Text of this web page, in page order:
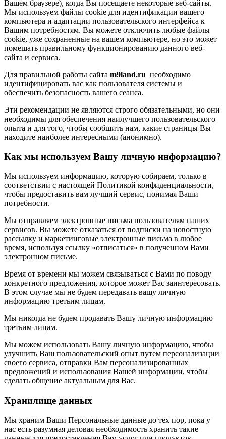
Вашем браузере), когда Вы посещаете некоторые веб-сайты.
Мы используем файлы cookie для идентификации вашего
компьютера и адаптации пользовательского интерфейса к
Вашим потребностям. Вы можете отключить любые файлы
cookie, уже сохраненные на вашем компьютере, но это может
помешать правильному функционированию данного веб-
сайта и сервиса.
Для правильной работы сайта m9land.ru необходимо
идентифицировать вас как пользователя системы и
обеспечить безопасность вашего сеанса.
Эти рекомендации не являются строго обязательными, но они
необходимы для обеспечения наилучшего пользовательского
опыта и для того, чтобы сообщить нам, какие страницы Вы
находите наиболее интересными (анонимно).
Как мы используем Вашу личную информацию?
Мы используем информацию, которую собираем, только в
соответствии с настоящей Политикой конфиденциальности,
чтобы предоставить вам лучший сервис, понимая Ваши
потребности.
Мы отправляем электронные письма пользователям наших
сервисов. Вы можете отказаться от подписки на новостную
рассылку и маркетинговые электронные письма в любое
время, используя ссылку «отписаться» в полученном Вами
электронном письме.
Время от времени мы можем связываться с Вами по поводу
конкретного предложения, которое может Вас заинтересовать.
В этом случае мы не будем передавать вашу личную
информацию третьим лицам.
Мы никогда не будем продавать Вашу личную информацию
третьим лицам.
Мы можем использовать Вашу личную информацию, чтобы
улучшить Ваш пользовательский опыт путем персонализации
своего сервиса, отправки Вам персонализированных
предложений и использования Вашей информации, чтобы
сделать общение актуальным для Вас.
Хранилище данных
Мы храним Ваши Персональные данные до тех пор, пока у
нас есть разумная деловая необходимость хранить такие